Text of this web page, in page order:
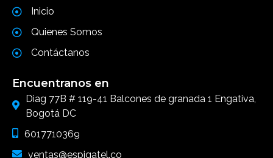
Inicio
Quienes Somos
Contáctanos
Encuentranos en
Diag 77B # 119-41 Balcones de granada 1 Engativa,
Bogotá DC
6017710369
ventas@espigatel.co